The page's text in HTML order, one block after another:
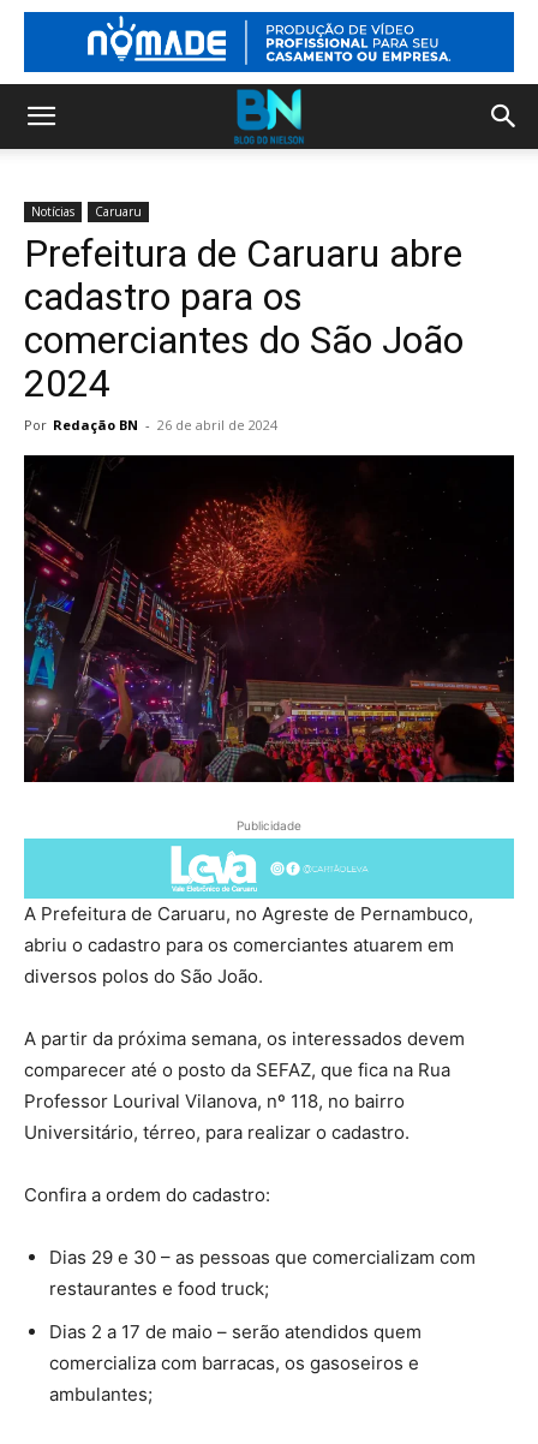
Notícias Caruaru
Prefeitura de Caruaru abre
cadastro para os
comerciantes do São João
2024
Por Redação BN - 26 de abril de 2024
Publicidade
A Prefeitura de Caruaru, no Agreste de Pernambuco,
abriu o cadastro para os comerciantes atuarem em
diversos polos do São João.
A partir da próxima semana, os interessados devem
comparecer até o posto da SEFAZ, que fica na Rua
Professor Lourival Vilanova, nº 118, no bairro
Universitário, térreo, para realizar o cadastro.
Confira a ordem do cadastro:
Dias 29 e 30 – as pessoas que comercializam com
restaurantes e food truck;
Dias 2 a 17 de maio – serão atendidos quem
comercializa com barracas, os gasoseiros e
ambulantes;